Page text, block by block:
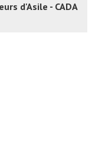
d'Asile - CADA